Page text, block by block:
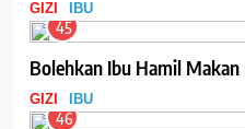
GIZI IBU
45
Bolehkan Ibu Hamil Makan
GIZI IBU
46